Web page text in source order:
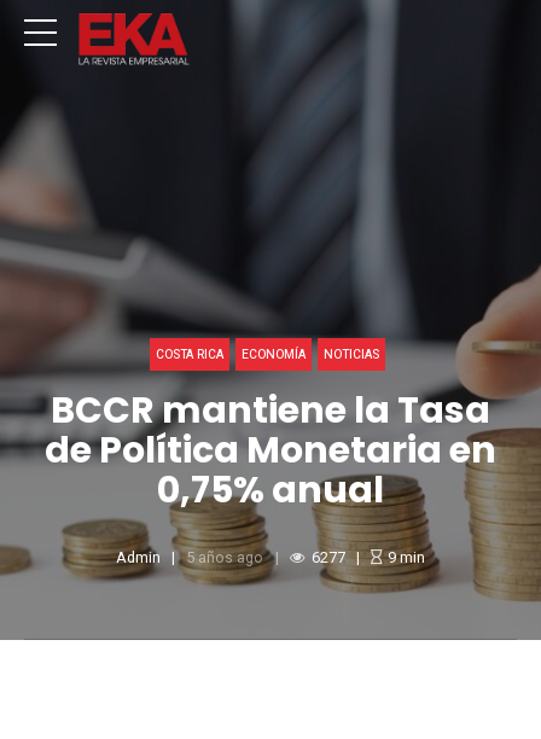
COSTA RICA ECONOMÍA NOTICIAS
BCCR mantiene la Tasa
de Política Monetaria en
0,75% anual
Admin 5 años ago 6277 9min